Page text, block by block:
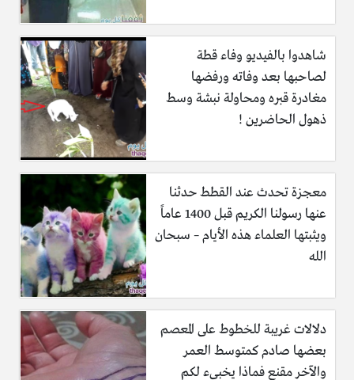
شاهدوا بالفيديو وفاء قطة
لصاحبها بعد وفاته ورفضها
مغادرة قبره ومحاولة نبشة وسط
ذهول الحاضرين !
معجزة تحدث عند القطط حدثنا
عنها رسولنا الكريم قبل 1400 عاماً
ويثبتها العلماء هذه الأيام – سبحان
الله
دلالات غريبة للخطوط على المعصم
بعضها صادم كمتوسط العمر
والآخر مقنع فماذا يخبيء لكم